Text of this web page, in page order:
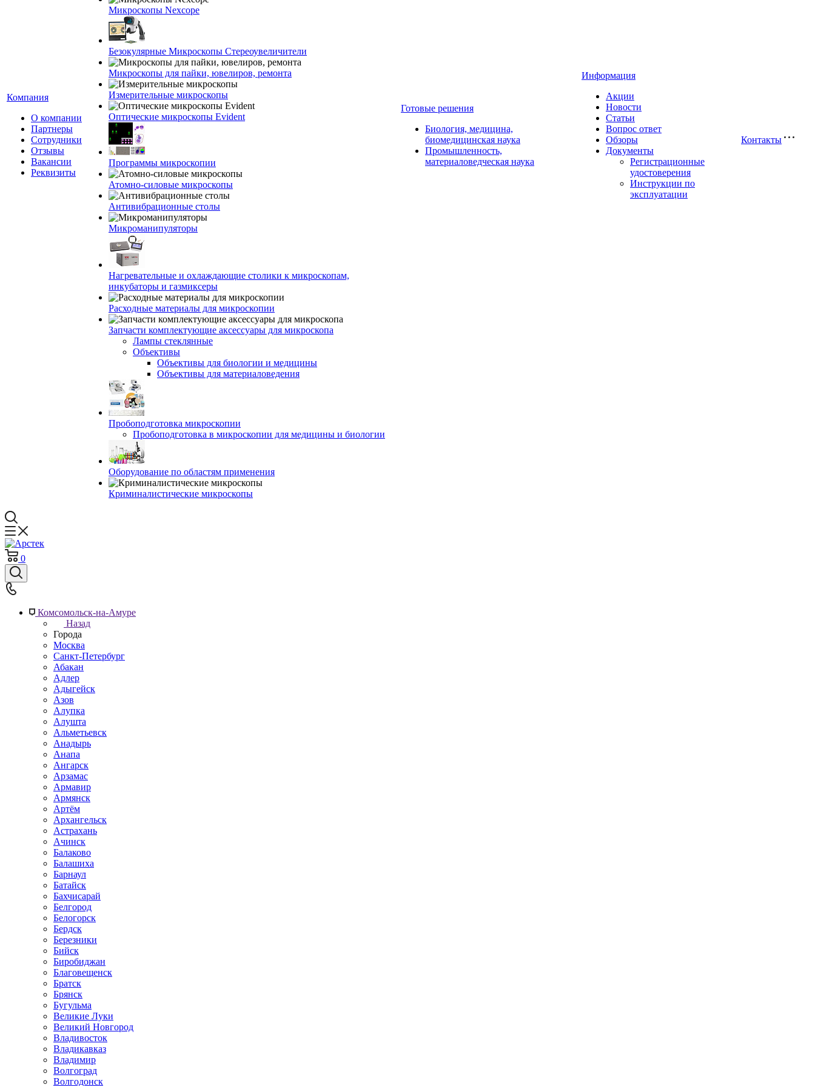
Компания
О компании
Партнеры
Сотрудники
Отзывы
Вакансии
Реквизиты
Микроскопы Nexcope
Безокулярные Микроскопы Стереоувеличители
Микроскопы для пайки, ювелиров, ремонта
Измерительные микроскопы
Оптические микроскопы Evident
Программы микроскопии
Атомно-силовые микроскопы
Антивибрационные столы
Микроманипуляторы
Нагревательные и охлаждающие столики к микроскопам,
инкубаторы и газмиксеры
Расходные материалы для микроскопии
Запчасти комплектующие аксессуары для микроскопа
Лампы стеклянные
Объективы
Объективы для биологии и медицины
Объективы для материаловедения
Пробоподготовка микроскопии
Пробоподготовка в микроскопии для медицины и биологии
Оборудование по областям применения
Криминалистические микроскопы
Готовые решения
Биология, медицина,
биомедицинская наука
Промышленность,
материаловедческая наука
Информация
Акции
Новости
Статьи
Вопрос ответ
Обзоры
Документы
Регистрационные
удостоверения
Инструкции по
эксплуатации
Контакты
0
Комсомольск-на-Амуре
Назад
Города
Москва
Санкт-Петербург
Абакан
Адлер
Адыгейск
Азов
Алупка
Алушта
Альметьевск
Анадырь
Анапа
Ангарск
Арзамас
Армавир
Армянск
Артём
Архангельск
Астрахань
Ачинск
Балаково
Балашиха
Барнаул
Батайск
Бахчисарай
Белгород
Белогорск
Бердск
Березники
Бийск
Биробиджан
Благовещенск
Братск
Брянск
Бугульма
Великие Луки
Великий Новгород
Владивосток
Владикавказ
Владимир
Волгоград
Волгодонск